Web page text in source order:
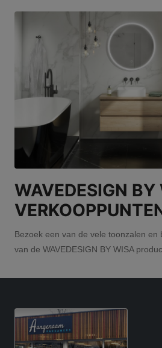
WAVEDESIGN BY
Bezoek een van de vele toonzalen en
van de WAVEDESIGN BY WISA